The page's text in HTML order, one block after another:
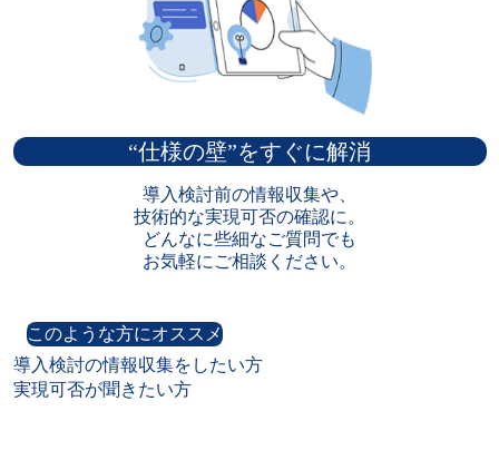
“仕様の壁”をすぐに解消
導入検討前の情報収集や、
技術的な実現可否の確認に。
どんなに些細なご質問でも
お気軽にご相談ください。
このような方にオススメ
導入検討の情報収集をしたい方
実現可否が聞きたい方